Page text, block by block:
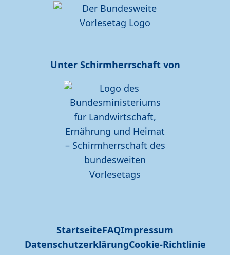
Unter Schirmherrschaft von
StartseiteFAQImpressum
DatenschutzerklärungCookie-Richtlinie